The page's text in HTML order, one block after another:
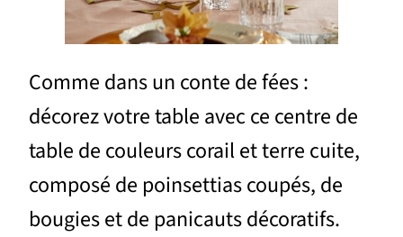
Comme dans un conte de fées :
décorez votre table avec ce centre de
table de couleurs corail et terre cuite,
composé de poinsettias coupés, de
bougies et de panicauts décoratifs.